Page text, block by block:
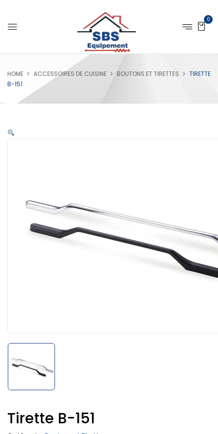
0
HOME ACCESSOIRES DE CUISINE BOUTONS ET TIRETTES
TIRETTE
B-151
Tirette B-151